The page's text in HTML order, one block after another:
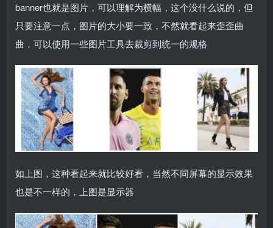
banner也就是图片，可以理解为横幅，这个没什么说的，但
只要注意一点，图片的大小要一致，不然就看起来歪歪曲
曲，可以使用一些图片工具去裁剪到统一的规格
如上图，这种看起来就比较好看，当然不同屏幕的显示效果
也是不一样的，上图是显示器